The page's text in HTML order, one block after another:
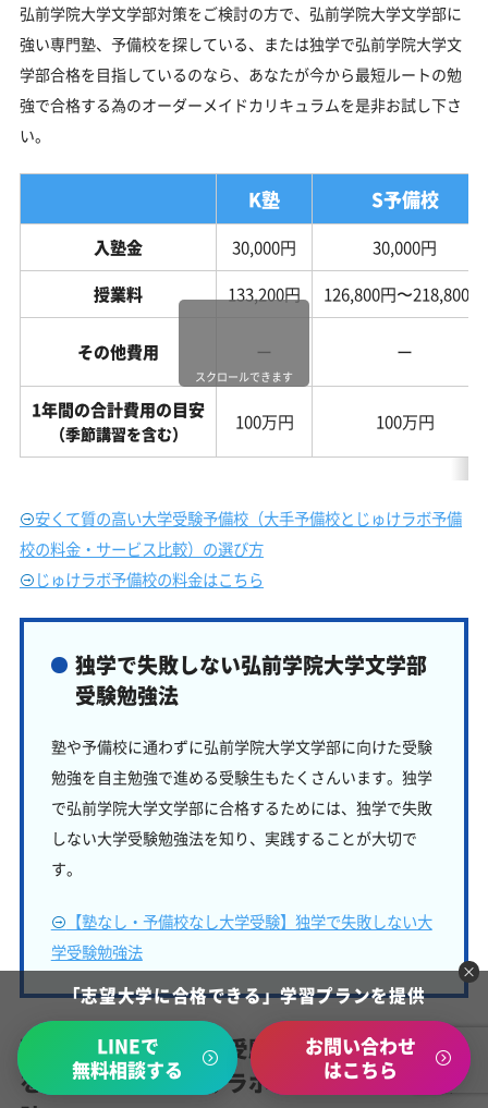
弘前学院大学文学部対策をご検討の方で、弘前学院大学文学部に
強い専門塾、予備校を探している、または独学で弘前学院大学文
学部合格を目指しているのなら、あなたが今から最短ルートの勉
強で合格する為のオーダーメイドカリキュラムを是非お試し下さ
い。
K塾 S予備校
入塾金 30,000円
30,000円
授業料
133,200円 126,800円〜218,800円
その他費用 ー ー
1年間の合計費用の目安
（季節講習を含む） 100万円 100万円
スクロールできます
安くて質の高い大学受験予備校（大手予備校とじゅけラボ予備
校の料金・サービス比較）の選び方
じゅけラボ予備校の料金はこちら
独学で失敗しない弘前学院大学文学部
受験勉強法
塾や予備校に通わずに弘前学院大学文学部に向けた受験
勉強を自主勉強で進める受験生もたくさんいます。独学
で弘前学院大学文学部に合格するためには、独学で失敗
しない大学受験勉強法を知り、実践することが大切で
す。
【塾なし・予備校なし大学受験】独学で失敗しない大
学受験勉強法
弘前学院大学文学部受験対策で学習管理塾
を選ぶなら、じゅけラボ予備校という選択
「志望大学に合格できる」学習プランを提供
LINEで
無料相談する
お問い合わせ
はこちら